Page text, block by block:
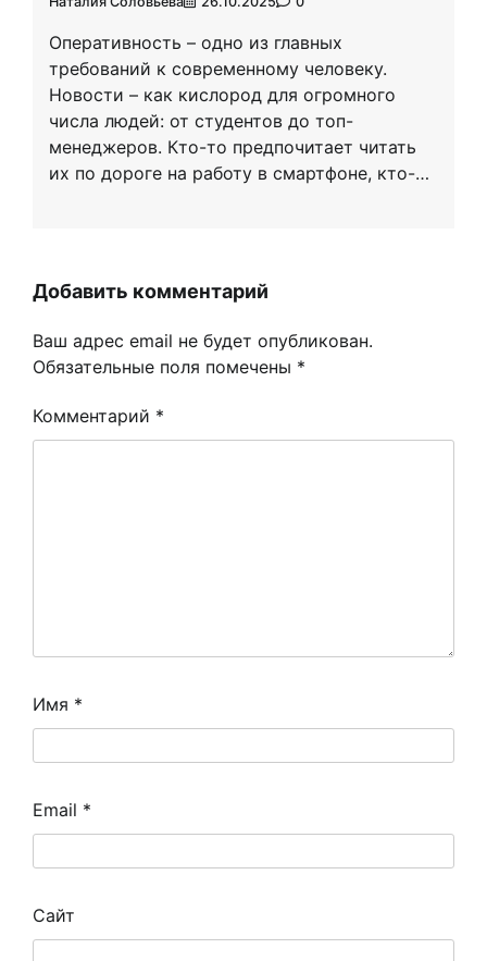
Оперативность – одно из главных
требований к современному человеку.
Новости – как кислород для огромного
числа людей: от студентов до топ-
менеджеров. Кто-то предпочитает читать
их по дороге на работу в смартфоне, кто-…
Добавить комментарий
Ваш адрес email не будет опубликован.
Обязательные поля помечены *
Комментарий *
Имя *
Email *
Сайт